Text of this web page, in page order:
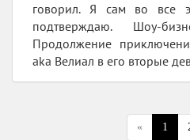
говорил. Я сам во все
подтверждаю. Шоу-
Продолжение
aka Велиал в его вторые
« 1